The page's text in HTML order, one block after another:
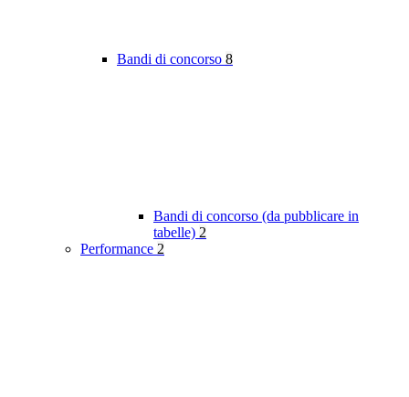
Bandi di concorso 8
Bandi di concorso (da pubblicare in
tabelle) 2
Performance 2